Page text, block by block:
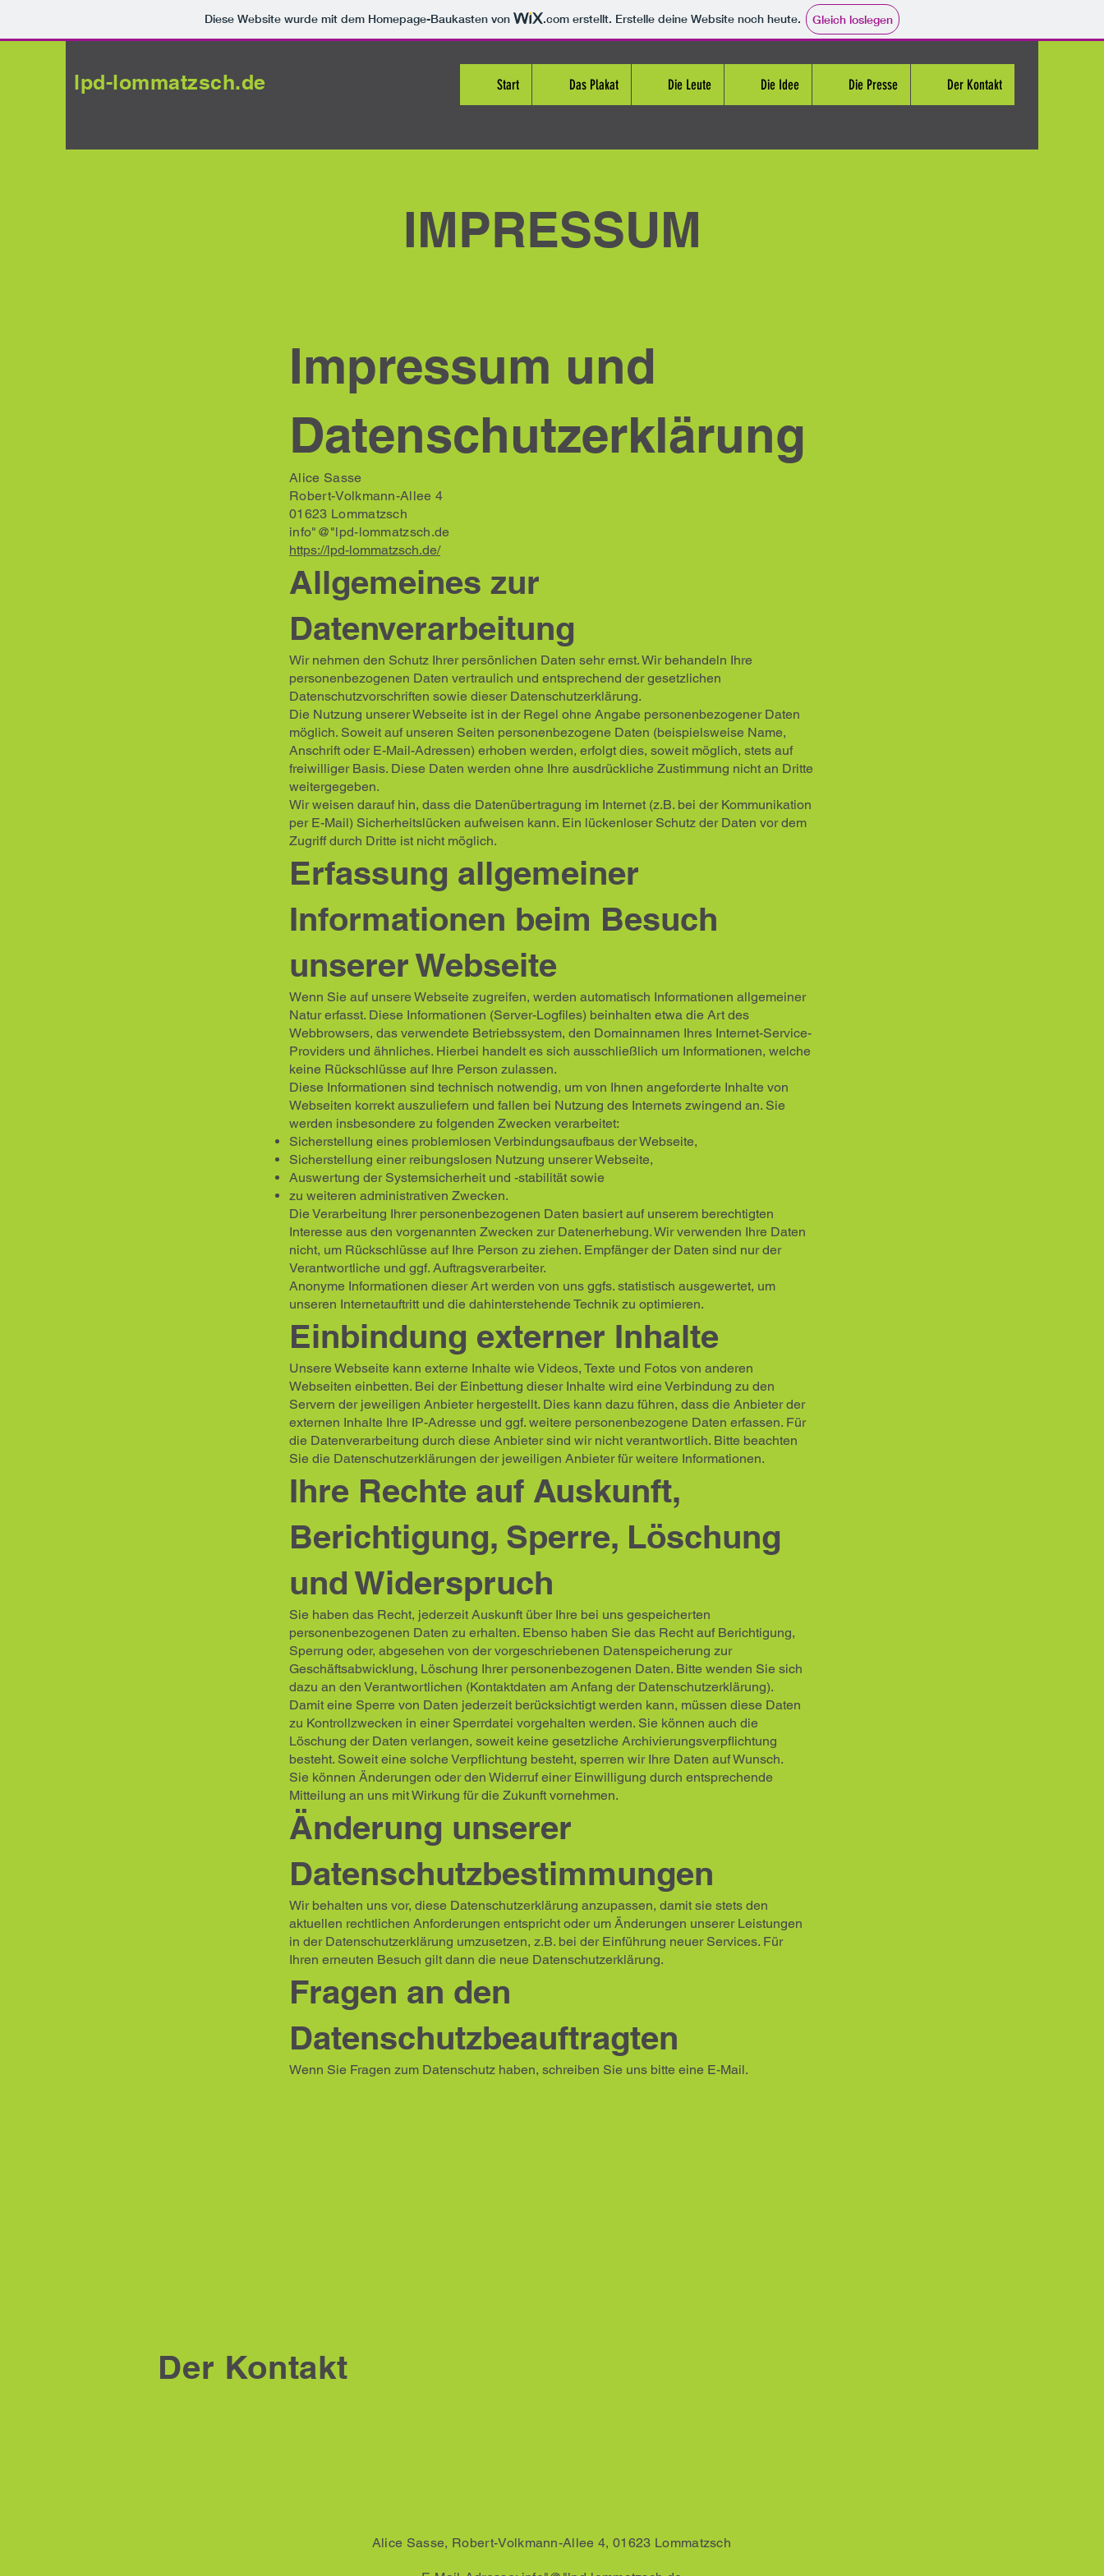
Diese Website wurde mit dem Homepage-Baukasten von .com erstellt. Erstelle deine Website noch heute. Gleich loslegen
lpd-lommatzsch.de Start Das Plakat Die Leute Die Idee Die Presse Der Kontakt
IMPRESSUM
Impressum und
Datenschutzerklärung
Alice Sasse
Robert-Volkmann-Allee 4
01623 Lommatzsch
info"@"lpd-lommatzsch.de
https://lpd-lommatzsch.de/
Allgemeines zur
Datenverarbeitung
Wir nehmen den Schutz Ihrer persönlichen Daten sehr ernst. Wir behandeln Ihre
personenbezogenen Daten vertraulich und entsprechend der gesetzlichen
Datenschutzvorschriften sowie dieser Datenschutzerklärung.
Die Nutzung unserer Webseite ist in der Regel ohne Angabe personenbezogener Daten
möglich. Soweit auf unseren Seiten personenbezogene Daten (beispielsweise Name,
Anschrift oder E-Mail-Adressen) erhoben werden, erfolgt dies, soweit möglich, stets auf
freiwilliger Basis. Diese Daten werden ohne Ihre ausdrückliche Zustimmung nicht an Dritte
weitergegeben.
Wir weisen darauf hin, dass die Datenübertragung im Internet (z.B. bei der Kommunikation
per E-Mail) Sicherheitslücken aufweisen kann. Ein lückenloser Schutz der Daten vor dem
Zugriff durch Dritte ist nicht möglich.
Erfassung allgemeiner
Informationen beim Besuch
unserer Webseite
Wenn Sie auf unsere Webseite zugreifen, werden automatisch Informationen allgemeiner
Natur erfasst. Diese Informationen (Server-Logfiles) beinhalten etwa die Art des
Webbrowsers, das verwendete Betriebssystem, den Domainnamen Ihres Internet-Service-
Providers und ähnliches. Hierbei handelt es sich ausschließlich um Informationen, welche
keine Rückschlüsse auf Ihre Person zulassen.
Diese Informationen sind technisch notwendig, um von Ihnen angeforderte Inhalte von
Webseiten korrekt auszuliefern und fallen bei Nutzung des Internets zwingend an. Sie
werden insbesondere zu folgenden Zwecken verarbeitet:
Sicherstellung eines problemlosen Verbindungsaufbaus der Webseite,
Sicherstellung einer reibungslosen Nutzung unserer Webseite,
Auswertung der Systemsicherheit und -stabilität sowie
zu weiteren administrativen Zwecken.
Die Verarbeitung Ihrer personenbezogenen Daten basiert auf unserem berechtigten
Interesse aus den vorgenannten Zwecken zur Datenerhebung. Wir verwenden Ihre Daten
nicht, um Rückschlüsse auf Ihre Person zu ziehen. Empfänger der Daten sind nur der
Verantwortliche und ggf. Auftragsverarbeiter.
Anonyme Informationen dieser Art werden von uns ggfs. statistisch ausgewertet, um
unseren Internetauftritt und die dahinterstehende Technik zu optimieren.
Einbindung externer Inhalte
Unsere Webseite kann externe Inhalte wie Videos, Texte und Fotos von anderen
Webseiten einbetten. Bei der Einbettung dieser Inhalte wird eine Verbindung zu den
Servern der jeweiligen Anbieter hergestellt. Dies kann dazu führen, dass die Anbieter der
externen Inhalte Ihre IP-Adresse und ggf. weitere personenbezogene Daten erfassen. Für
die Datenverarbeitung durch diese Anbieter sind wir nicht verantwortlich. Bitte beachten
Sie die Datenschutzerklärungen der jeweiligen Anbieter für weitere Informationen.
Ihre Rechte auf Auskunft,
Berichtigung, Sperre, Löschung
und Widerspruch
Sie haben das Recht, jederzeit Auskunft über Ihre bei uns gespeicherten
personenbezogenen Daten zu erhalten. Ebenso haben Sie das Recht auf Berichtigung,
Sperrung oder, abgesehen von der vorgeschriebenen Datenspeicherung zur
Geschäftsabwicklung, Löschung Ihrer personenbezogenen Daten. Bitte wenden Sie sich
dazu an den Verantwortlichen (Kontaktdaten am Anfang der Datenschutzerklärung).
Damit eine Sperre von Daten jederzeit berücksichtigt werden kann, müssen diese Daten
zu Kontrollzwecken in einer Sperrdatei vorgehalten werden. Sie können auch die
Löschung der Daten verlangen, soweit keine gesetzliche Archivierungsverpflichtung
besteht. Soweit eine solche Verpflichtung besteht, sperren wir Ihre Daten auf Wunsch.
Sie können Änderungen oder den Widerruf einer Einwilligung durch entsprechende
Mitteilung an uns mit Wirkung für die Zukunft vornehmen.
Änderung unserer
Datenschutzbestimmungen
Wir behalten uns vor, diese Datenschutzerklärung anzupassen, damit sie stets den
aktuellen rechtlichen Anforderungen entspricht oder um Änderungen unserer Leistungen
in der Datenschutzerklärung umzusetzen, z.B. bei der Einführung neuer Services. Für
Ihren erneuten Besuch gilt dann die neue Datenschutzerklärung.
Fragen an den
Datenschutzbeauftragten
Wenn Sie Fragen zum Datenschutz haben, schreiben Sie uns bitte eine E-Mail.
Der Kontakt
Alice Sasse, Robert-Volkmann-Allee 4, 01623 Lommatzsch